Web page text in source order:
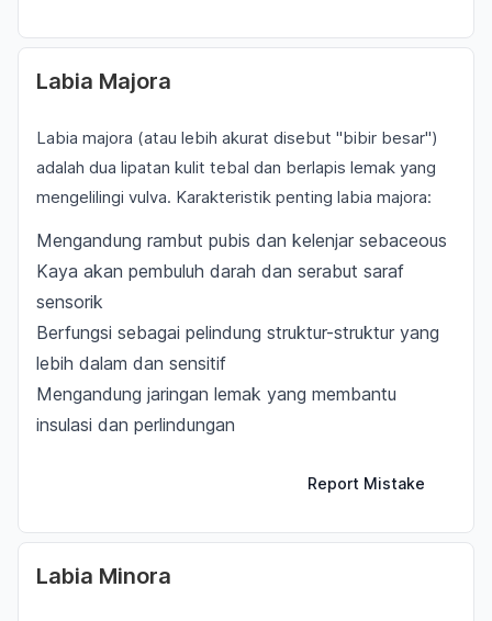
Labia Majora
Labia majora (atau lebih akurat disebut "bibir besar")
adalah dua lipatan kulit tebal dan berlapis lemak yang
mengelilingi vulva. Karakteristik penting labia majora:
Mengandung rambut pubis dan kelenjar sebaceous
Kaya akan pembuluh darah dan serabut saraf
sensorik
Berfungsi sebagai pelindung struktur-struktur yang
lebih dalam dan sensitif
Mengandung jaringan lemak yang membantu
insulasi dan perlindungan
Report Mistake
Labia Minora